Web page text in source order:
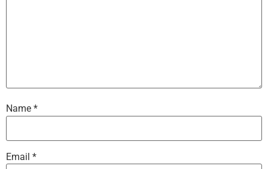
Name *
Email *